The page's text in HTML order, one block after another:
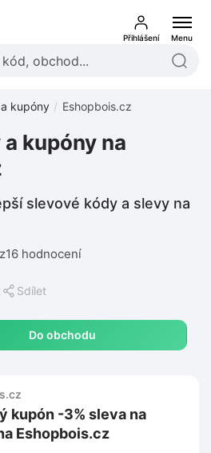
Přihlášení Menu
kupóny Eshopbois.cz
Sdílet
Do obchodu
kupóny na
slevové kódy a slevy na
z16 hodnocení
kupón -3% sleva na
Eshopbois.cz